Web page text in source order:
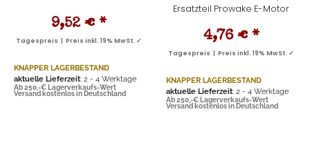
9,52 € *
Tagespreis | Preis inkl. 19% MwSt. ✓
KNAPPER LAGERBESTAND
aktuelle Lieferzeit: 2 - 4 Werktage
Ab 250,-€ Lagerverkaufs-Wert
Versand kostenlos in Deutschland
Ersatzteil Prowake E-Motor
4,76 € *
Tagespreis | Preis inkl. 19% MwSt. ✓
KNAPPER LAGERBESTAND
aktuelle Lieferzeit: 2 - 4 Werktage
Ab 250,-€ Lagerverkaufs-Wert
Versand kostenlos in Deutschland